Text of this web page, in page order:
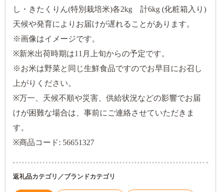
し・きたくりん(特別栽培米)各2kg 計6kg (化粧箱入り)
天候や発育によりお届けが遅れることがあります。
※画像はイメージです。
※新米出荷時期は11月上旬からの予定です。
※お米は野菜と同じ生鮮食品ですのでお早目にお召し
上がりください。
※万一、天候不順や災害、供給状況などの影響でお届
けが困難な場合は、事前にご連絡させていただきま
す。
※商品コード: 56651327
返礼品カテゴリ／ブランドカテゴリ